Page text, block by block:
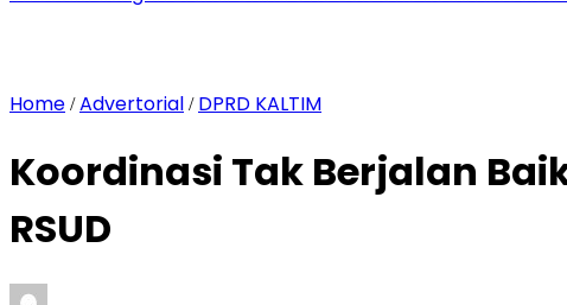
Home /Advertorial / DPRD KALTIM
Koordinasi Tak Berjalan
RSUD